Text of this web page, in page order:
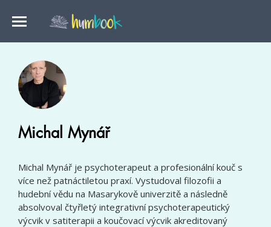
Michal Mynář
Michal Mynář je psychoterapeut a profesionální kouč s
více než patnáctiletou praxí. Vystudoval filozofii a
hudební vědu na Masarykově univerzitě a následně
absolvoval čtyřletý integrativní psychoterapeutický
výcvik v satiterapii a koučovací výcvik akreditovaný